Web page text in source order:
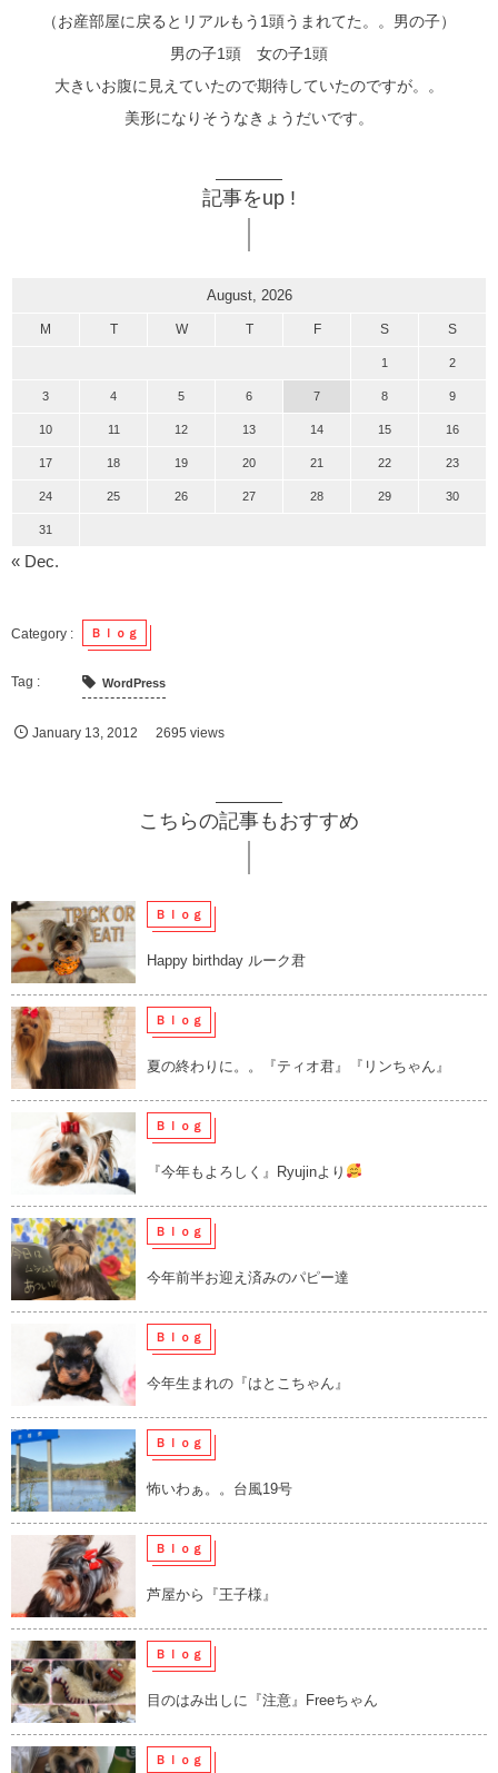
（お産部屋に戻るとリアルもう1頭うまれてた。。男の子）
男の子1頭 女の子1頭
大きいお腹に見えていたので期待していたのですが。。
美形になりそうなきょうだいです。
記事をup !
August, 2026
M T W T F S S
1 2
3 4 5 6 7 8 9
10 11 12 13 14 15 16
17 18 19 20 21 22 23
24 25 26 27 28 29 30
31
« Dec.
Ｂｌｏｇ
WordPress
January 13 ,2012 2695 views
こちらの記事もおすすめ
Ｂｌｏｇ
Happy birthday ルーク君
Ｂｌｏｇ
夏の終わりに。。『ティオ君』『リンちゃん』
Ｂｌｏｇ
『今年もよろしく』Ryujinより
Ｂｌｏｇ
今年前半お迎え済みのパピー達
Ｂｌｏｇ
今年生まれの『はとこちゃん』
Ｂｌｏｇ
怖いわぁ。。台風19号
Ｂｌｏｇ
芦屋から『王子様』
Ｂｌｏｇ
目のはみ出しに『注意』Freeちゃん
Ｂｌｏｇ